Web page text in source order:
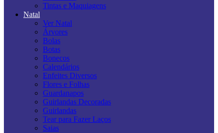
Tintas e Maquiagens
Natal
Ver Natal
Árvores
Bolas
Botas
Bonecos
Calendários
Enfeites Diversos
Flores e Folhas
Guardanapos
Guirlandas Decoradas
Guirlandas
Tear para Fazer Laços
Saias